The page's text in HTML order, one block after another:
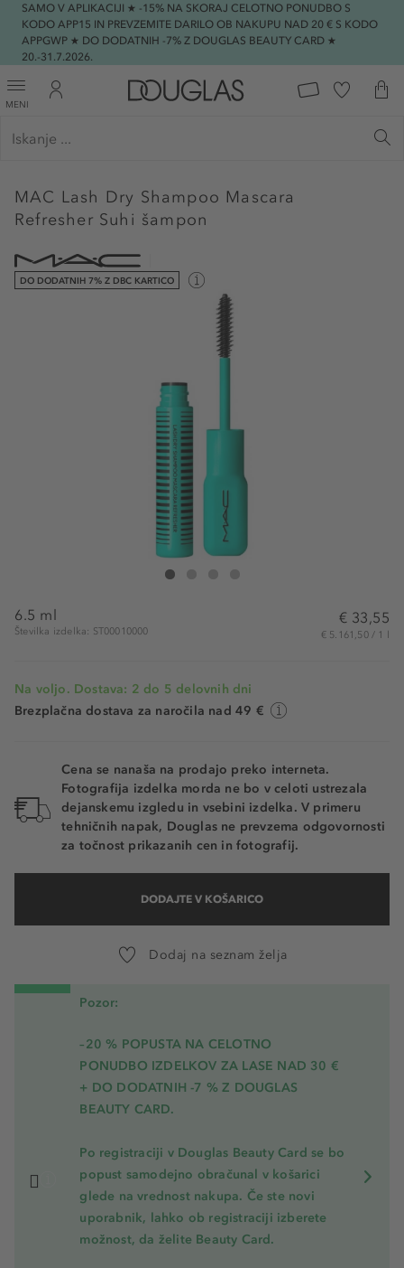
SAMO V APLIKACIJI ★ -15% NA SKORAJ CELOTNO PONUDBO S
KODO APP15 IN PREVZEMITE DARILO OB NAKUPU NAD 20 € S KODO
APPGWP ★ DO DODATNIH -7% Z DOUGLAS BEAUTY CARD ★
20.-31.7.2026.
MENI
MAC Lash Dry Shampoo Mascara
Refresher Suhi šampon
DO DODATNIH 7% Z DBC KARTICO
MAC Lash Dry Shampoo Mascara Refresher
6.5 ml
Številka izdelka: ST00010000
€ 33,55
€ 5.161,50 / 1 l
Na voljo. Dostava: 2 do 5 delovnih dni
Brezplačna dostava za naročila nad 49 €
Cena se nanaša na prodajo preko interneta.
Fotografija izdelka morda ne bo v celoti ustrezala
dejanskemu izgledu in vsebini izdelka. V primeru
tehničnih napak, Douglas ne prevzema odgovornosti
za točnost prikazanih cen in fotografij.
DODAJTE V KOŠARICO
Dodaj na seznam želja
Pozor:
–20 % POPUSTA NA CELOTNO
PONUDBO IZDELKOV ZA LASE NAD 30 €
+ DO DODATNIH -7 % Z DOUGLAS
BEAUTY CARD.
Po registraciji v Douglas Beauty Card se bo
popust samodejno obračunal v košarici
glede na vrednost nakupa. Če ste novi
uporabnik, lahko ob registraciji izberete
možnost, da želite Beauty Card.